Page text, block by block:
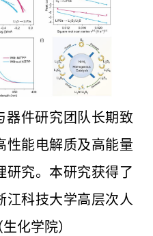
器件研究团队长期致
性能电解质及高能量
研究。本研究获得了
江科技大学高层次人
化学院）